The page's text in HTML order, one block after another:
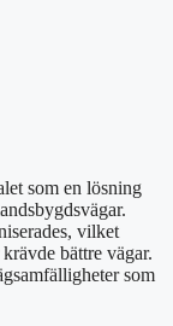
som en lösning
vilket
bättre vägar.
som